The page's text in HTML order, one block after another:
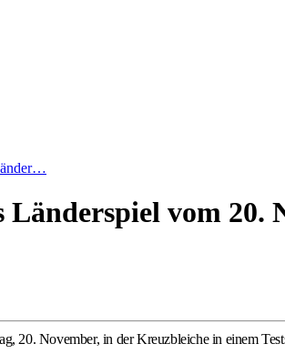
vom 20.
20. November, in der Kreuzbleiche in einem